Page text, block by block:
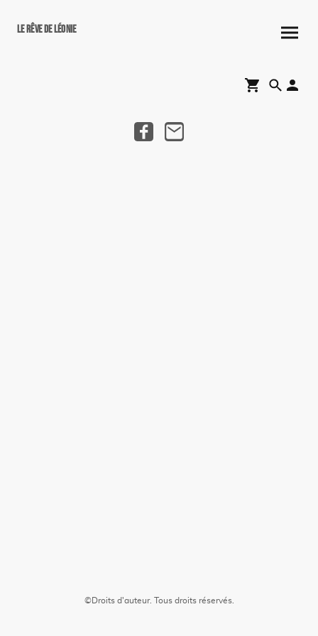
Le rêve de Léonie
©Droits d'auteur. Tous droits réservés.